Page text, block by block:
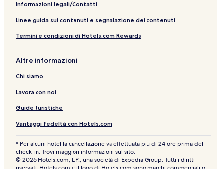
Informazioni legali/Contatti
Linee guida sui contenuti e segnalazione dei contenuti
Termini e condizioni di Hotels.com Rewards
Altre informazioni
Chi siamo
Lavora con noi
Guide turistiche
Vantaggi fedeltà con Hotels.com
* Per alcuni hotel la cancellazione va effettuata più di 24 ore prima del
check-in. Trovi maggiori informazioni sul sito.
© 2026 Hotels.com, L.P., una società di Expedia Group. Tutti i diritti